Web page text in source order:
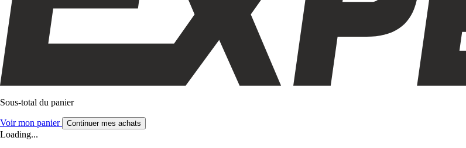
Sous-total du panier
Voir mon panier Continuer mes achats
Loading...